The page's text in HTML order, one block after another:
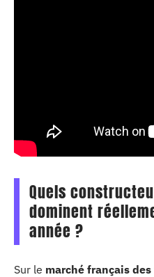
Quels
dominent
année ?
Sur le marché français